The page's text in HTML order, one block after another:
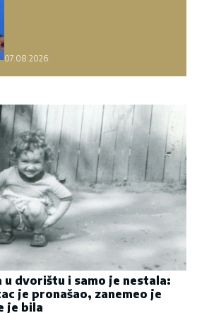
07.08.2026.
u dvorištu i samo je nestala:
je pronašao, zanemeo je
je bila